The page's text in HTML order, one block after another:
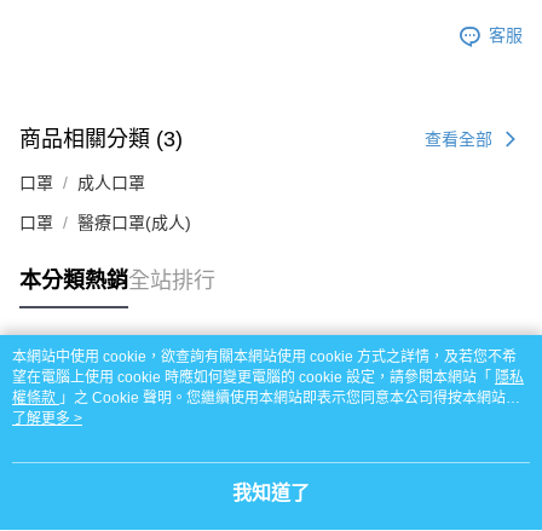
客服
商品相關分類 (3) 查看全部
口罩 成人口罩
口罩 醫療口罩(成人)
本分類熱銷全站排行
熱門標籤
本網站中使用 cookie，欲查詢有關本網站使用 cookie 方式之詳情，及若您不希
望在電腦上使用 cookie 時應如何變更電腦的 cookie 設定，請參閱本網站「 隱私
權條款 」之 Cookie 聲明。您繼續使用本網站即表示您同意本公司得按本網站使
用條款之 Cookie 聲明使用 cookie。
了解更多 >
我知道了